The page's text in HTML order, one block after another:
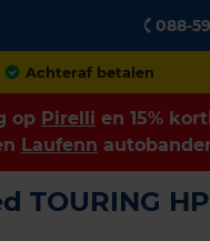
088-
Achteraf betalen
op Pirelli en 15%
Laufenn
TOURING HP